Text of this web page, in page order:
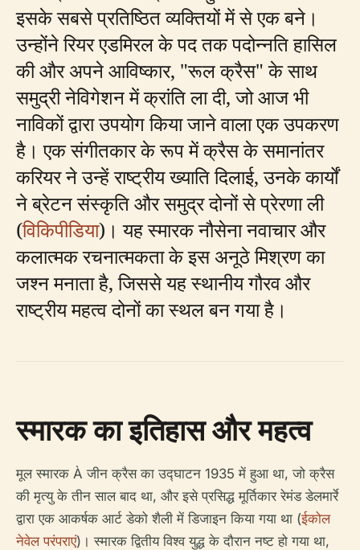
इसके सबसे प्रतिष्ठित व्यक्तियों में से एक बने।
उन्होंने रियर एडमिरल के पद तक पदोन्नति हासिल
की और अपने आविष्कार, "रूल क्रैस" के साथ
समुद्री नेविगेशन में क्रांति ला दी, जो आज भी
नाविकों द्वारा उपयोग किया जाने वाला एक उपकरण
है। एक संगीतकार के रूप में क्रैस के समानांतर
करियर ने उन्हें राष्ट्रीय ख्याति दिलाई, उनके कार्यों
ने ब्रेटन संस्कृति और समुद्र दोनों से प्रेरणा ली
(विकिपीडिया)। यह स्मारक नौसेना नवाचार और
कलात्मक रचनात्मकता के इस अनूठे मिश्रण का
जश्न मनाता है, जिससे यह स्थानीय गौरव और
राष्ट्रीय महत्व दोनों का स्थल बन गया है।
स्मारक का इतिहास और महत्व
मूल स्मारक À जीन क्रैस का उद्घाटन 1935 में हुआ था, जो क्रैस
की मृत्यु के तीन साल बाद था, और इसे प्रसिद्ध मूर्तिकार रेमंड डेलमार्रे
द्वारा एक आकर्षक आर्ट डेको शैली में डिजाइन किया गया था (ईकोल
नेवेल परंपराएं)। स्मारक द्वितीय विश्व युद्ध के दौरान नष्ट हो गया था,